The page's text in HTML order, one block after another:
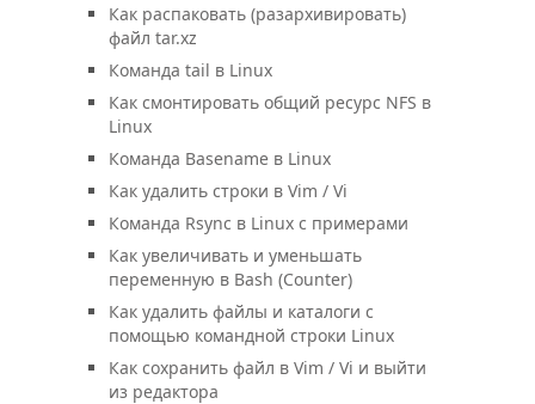
Как распаковать (разархивировать)
файл tar.xz
Команда tail в Linux
Как смонтировать общий ресурс NFS в
Linux
Команда Basename в Linux
Как удалить строки в Vim / Vi
Команда Rsync в Linux с примерами
Как увеличивать и уменьшать
переменную в Bash (Counter)
Как удалить файлы и каталоги с
помощью командной строки Linux
Как сохранить файл в Vim / Vi и выйти
из редактора